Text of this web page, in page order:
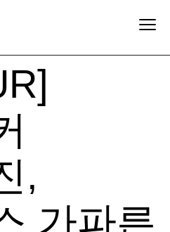
,
가파른